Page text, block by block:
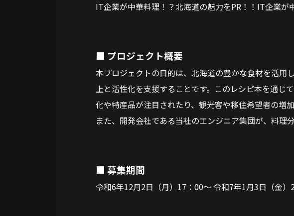
IT企業が中華料理！？北海道の魅力をPR！！IT企業が
■ プロジェクト概要
本プロジェクトの目的は、北海道の豊かな食材を活用
上と活性化を支援することです。このレシピ本を通じ
化や特産品が注目されたり、観光客や移住希望者の増
また、開発会社である当社のエンジニア集団が、料理
■ 募集期間
令和6年12月2日（月）17：00～ 令和7年1月3日（金）